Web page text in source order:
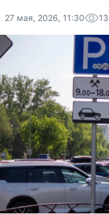
27 мая, 2026, 11:30 13